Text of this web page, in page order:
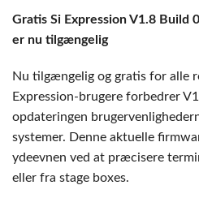
Gratis Si Expression V1.8 Build
er nu tilgængelig
Nu tilgængelig og gratis for alle
Expression-brugere forbedrer
opdateringen
systemer. Denne aktuelle
ydeevnen ved at præcisere
eller fra stage boxes.